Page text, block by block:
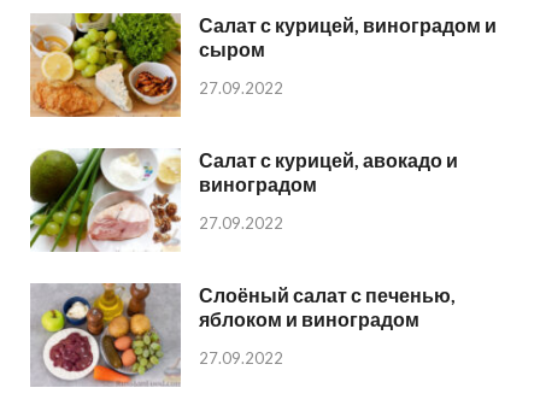
Салат с курицей, виноградом и
сыром
27.09.2022
Салат с курицей, авокадо и
виноградом
27.09.2022
Слоёный салат с печенью,
яблоком и виноградом
27.09.2022